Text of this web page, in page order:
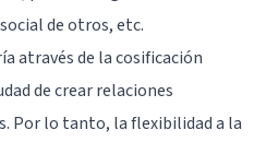
de otros, etc.
através de la cosificación
de crear relaciones
Por lo tanto, la flexibilidad a la